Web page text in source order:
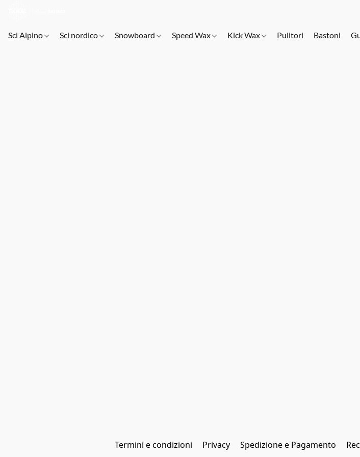
Sci Alpino Sci nordico Snowboard Speed Wax Kick Wax Pulitori Bastoni
Termini e condizioni Privacy Spedizione e Pagamento